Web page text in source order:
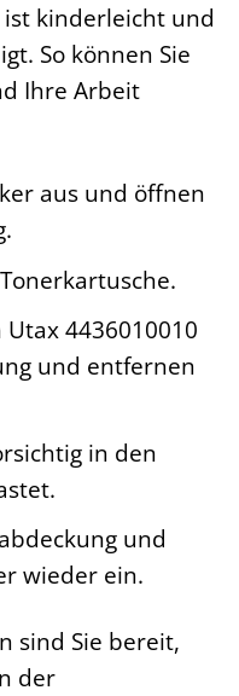
ist kinderleicht und
So können Sie
Ihre Arbeit
aus und öffnen
4436010010
und entfernen
in den
und
wieder ein.
sind Sie bereit,
der